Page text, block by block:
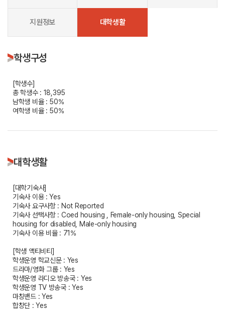
지원정보 대학생활
학생구성
[학생수]
총 학생수 : 18,395
남학생 비율 : 50%
여학생 비율 : 50%
대학생활
[대학기숙사]
기숙사 이용 : Yes
기숙사 요구사항 : Not Reported
기숙사 선택사항 : Coed housing , Female-only housing, Special
housing for disabled, Male-only housing
기숙사 이용 비율 : 71%
[학생 액티비티]
학생운영 학교신문 : Yes
드라마/영화 그룹 : Yes
학생운영 라디오 방송국 : Yes
학생운영 TV 방송국 : Yes
마칭밴드 : Yes
합창단 : Yes